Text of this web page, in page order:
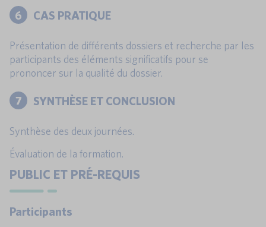
6 CAS PRATIQUE
Présentation de différents dossiers et recherche par les
participants des éléments significatifs pour se
prononcer sur la qualité du dossier.
7 SYNTHÈSE ET CONCLUSION
Synthèse des deux journées.
Évaluation de la formation.
PUBLIC ET PRÉ-REQUIS
Participants